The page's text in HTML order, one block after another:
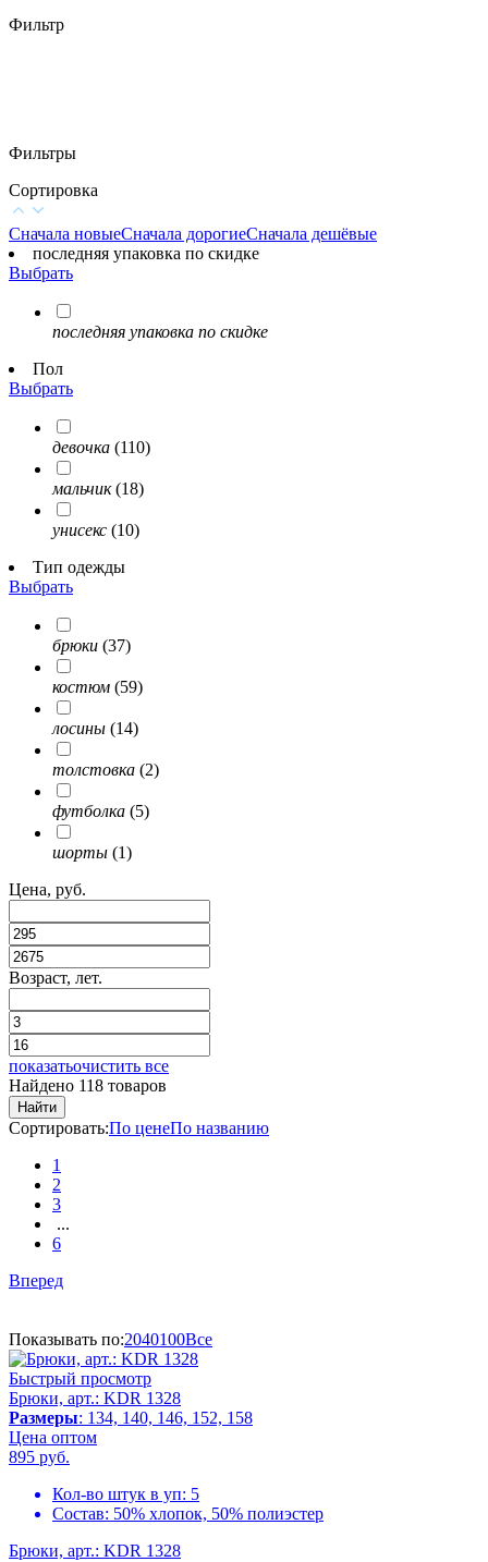
Фильтр
Фильтры
Сортировка
Сначала новыеСначала дорогиеСначала дешёвые
последняя упаковка по скидке
Выбрать
последняя упаковка по скидке
Пол
Выбрать
девочка (110)
мальчик(18)
унисекс (10)
Тип одежды
Выбрать
брюки (37)
костюм (59)
лосины (14)
толстовка (2)
футболка (5)
шорты (1)
Цена, руб.
Возраст, лет.
показатьочистить все
Найдено 118 товаров
Найти
Сортировать:По ценеПо названию
1
2
3
...
6
Вперед
Показывать по:2040100Все
Быстрый просмотр
Брюки, арт.: KDR 1328
Размеры: 134, 140, 146, 152, 158
Цена оптом
895 руб.
Кол-во штук в уп: 5
Состав: 50% хлопок, 50% полиэстер
Брюки, арт.: KDR 1328